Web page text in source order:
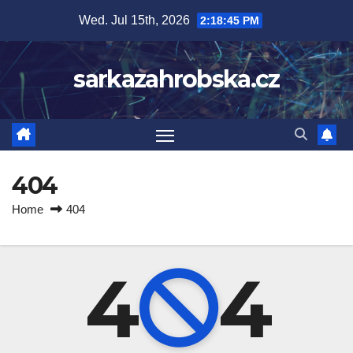
content
Wed. Jul 15th, 2026 2:18:46 PM
sarkazahrobska.cz
404
Home 404
4 4